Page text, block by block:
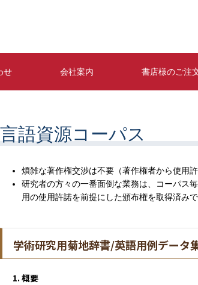
せ 会社案内 書店様のご注
言語資源コーパス
煩雑な著作権交渉は不要（著作権者から使用許
研究者の方々の一番面倒な業務は、コーパス
用の使用許諾を前提にした頒布権を取得済み
学術研究用菊地辞書/英語用例データ
概要